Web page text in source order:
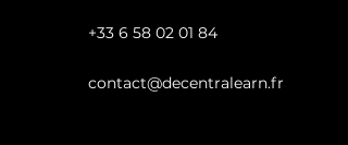
+33 6 58 02 01 84
contact@decentralearn.fr